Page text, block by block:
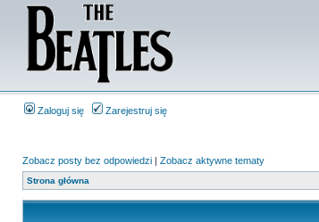
Zaloguj się Zarejestruj się
Zobacz posty bez odpowiedzi | Zobacz aktywne tematy
Strona główna